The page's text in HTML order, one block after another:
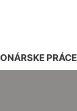
PRÁCE